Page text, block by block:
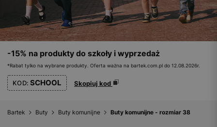
-15% na produkty do szkoły i wyprzedaż
*Rabat tylko na wybrane produkty. Oferta ważna na bartek.com.pl do 12.08.2026r.
KOD: SCHOOL Skopiuj kod
Bartek Buty Buty komunijne Buty komunijne - rozmiar 38